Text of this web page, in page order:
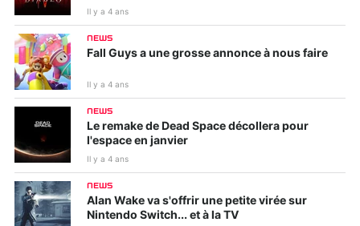
Il y a 4 ans
NEWS
Fall Guys a une grosse annonce à nous faire
Il y a 4 ans
NEWS
Le remake de Dead Space décollera pour
l'espace en janvier
Il y a 4 ans
NEWS
Alan Wake va s'offrir une petite virée sur
Nintendo Switch... et à la TV